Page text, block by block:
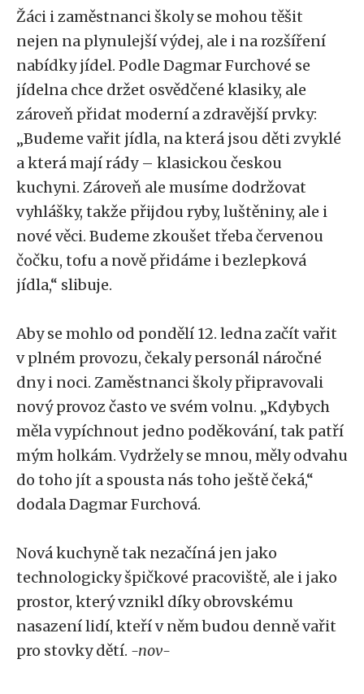
Žáci i zaměstnanci školy se mohou těšit
nejen na plynulejší výdej, ale i na rozšíření
nabídky jídel. Podle Dagmar Furchové se
jídelna chce držet osvědčené klasiky, ale
zároveň přidat moderní a zdravější prvky:
„Budeme vařit jídla, na která jsou děti zvyklé
a která mají rády – klasickou českou
kuchyni. Zároveň ale musíme dodržovat
vyhlášky, takže přijdou ryby, luštěniny, ale i
nové věci. Budeme zkoušet třeba červenou
čočku, tofu a nově přidáme i bezlepková
jídla,“ slibuje.
Aby se mohlo od pondělí 12. ledna začít vařit
v plném provozu, čekaly personál náročné
dny i noci. Zaměstnanci školy připravovali
nový provoz často ve svém volnu. „Kdybych
měla vypíchnout jedno poděkování, tak patří
mým holkám. Vydržely se mnou, měly odvahu
do toho jít a spousta nás toho ještě čeká,“
dodala Dagmar Furchová.
Nová kuchyně tak nezačíná jen jako
technologicky špičkové pracoviště, ale i jako
prostor, který vznikl díky obrovskému
nasazení lidí, kteří v něm budou denně vařit
pro stovky dětí. -nov-